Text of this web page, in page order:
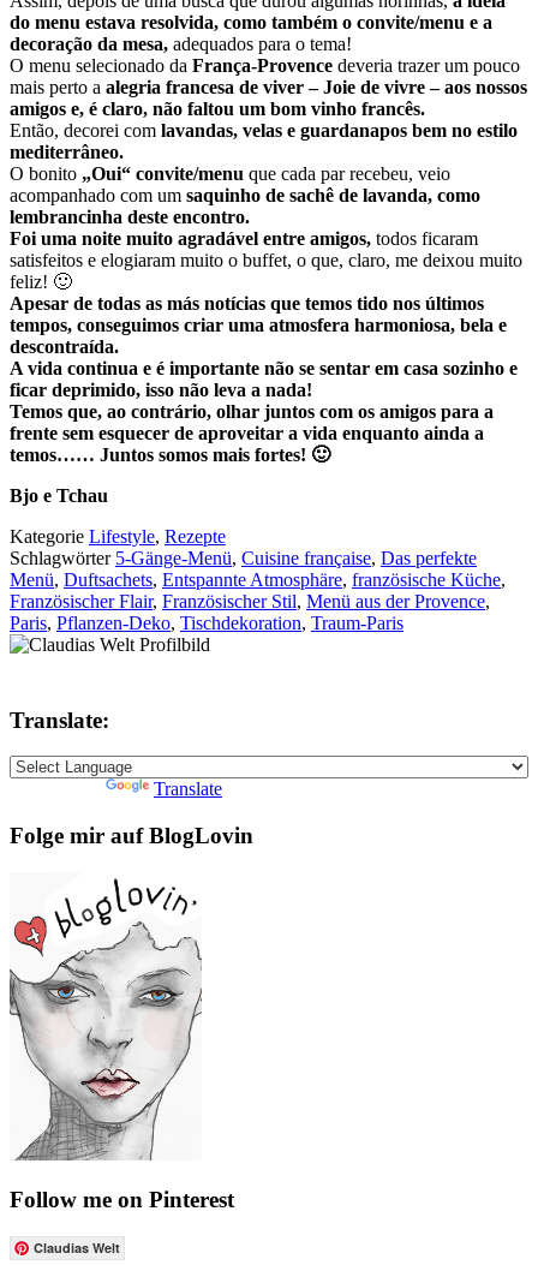
do menu estava resolvida, como também o convite/menu e a
decoração da mesa, adequados para o tema!
O menu selecionado da França-Provence deveria trazer um pouco
mais perto a alegria francesa de viver –Joie de vivre –aos nossos
amigos e, é claro, não faltou um bom vinho francês.
Então, decorei com lavandas, velas e guardanapos bem no estilo
mediterrâneo.
O bonito „Oui“ convite/menu que cada par recebeu, veio
acompanhado com um saquinho de sachê de lavanda, como
lembrancinha deste encontro.
Foi uma noite muito agradável entre amigos, todos ficaram
satisfeitos e elogiaram muito o buffet, o que, claro, me deixou muito
feliz! 🙂
Apesar de todas as más notícias que temos tido nos últimos
tempos, conseguimos criar uma atmosfera harmoniosa, bela e
descontraída.
A vida continua e é importante não se sentar em casa sozinho e
ficar deprimido, isso não leva a nada!
Temos que, ao contrário, olhar juntos com os amigos para a
frente sem esquecer de aproveitar a vida enquanto ainda a
temos…… Juntos somos mais fortes! 🙂
Bjo e Tchau
Kategorie Lifestyle, Rezepte
Schlagwörter 5-Gänge-Menü, Cuisine française, Das perfekte
Menü, Duftsachets, Entspannte Atmosphäre, französische Küche,
Französischer Flair, Französischer Stil, Menü aus der Provence,
Paris, Pflanzen-Deko, Tischdekoration, Traum-Paris
Translate:
Translate
Folge mir auf BlogLovin
Follow me on Pinterest
Claudias Welt